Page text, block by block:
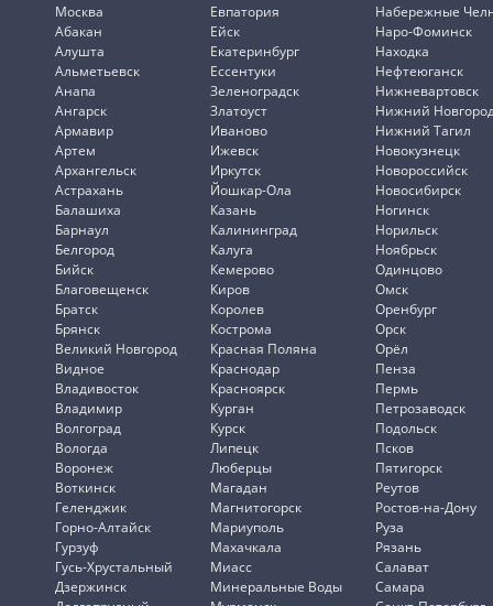
Москва
Абакан
Алушта
Альметьевск
Анапа
Ангарск
Армавир
Артем
Архангельск
Астрахань
Балашиха
Барнаул
Белгород
Бийск
Благовещенск
Братск
Брянск
Великий Новгород
Видное
Владивосток
Владимир
Волгоград
Вологда
Воронеж
Воткинск
Геленджик
Горно-Алтайск
Гурзуф
Гусь-Хрустальный
Дзержинск
Евпатория
Ейск
Екатеринбург
Ессентуки
Зеленоградск
Златоуст
Иваново
Ижевск
Иркутск
Йошкар-Ола
Казань
Калининград
Калуга
Кемерово
Киров
Королев
Кострома
Красная Поляна
Краснодар
Красноярск
Курган
Курск
Липецк
Люберцы
Магадан
Магнитогорск
Мариуполь
Махачкала
Миасс
Минеральные Воды
Набережные
Наро-Фоминск
Находка
Нефтеюганск
Нижневартовск
Нижний
Нижний Тагил
Новокузнецк
Новороссийск
Новосибирск
Ногинск
Норильск
Ноябрьск
Одинцово
Омск
Оренбург
Орск
Орёл
Пенза
Пермь
Петрозаводск
Подольск
Псков
Пятигорск
Реутов
Ростов-на-Дону
Руза
Рязань
Салават
Самара